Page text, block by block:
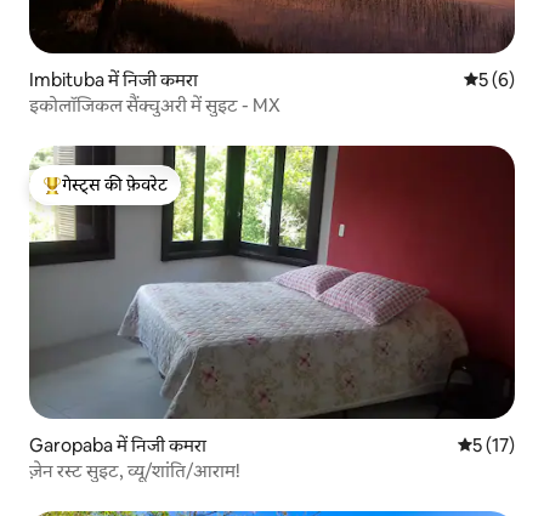
Imbituba में निजी कमरा औसत रेटिंग
5 (6)
इकोलॉजिकल सैंक्चुअरी में सुइट - MX
गेस्ट्स का टॉप फ़ेवरेट
गेस्ट्स की फ़ेवरेट
Garopaba में निजी कमरा औसत रेटिंग
5 (17)
ज़ेन रस्ट सुइट, व्यू/शांति/आराम!